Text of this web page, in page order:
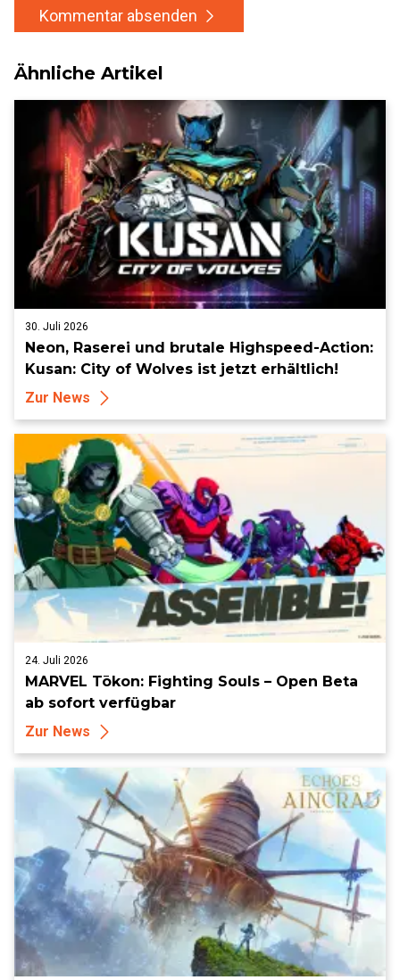
Kommentar absenden
Ähnliche Artikel
30. Juli 2026
Neon, Raserei und brutale Highspeed-Action:
Kusan: City of Wolves ist jetzt erhältlich!
Zur News
24. Juli 2026
MARVEL Tōkon: Fighting Souls – Open Beta
ab sofort verfügbar
Zur News